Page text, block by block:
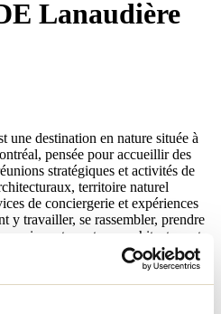
Lanaudière
destination en nature située à
pensée pour accueillir des
stratégiques et activités de
territoire naturel
de conciergerie et expériences
y travailler, se rassembler, prendre
main, entre nature, architecture et